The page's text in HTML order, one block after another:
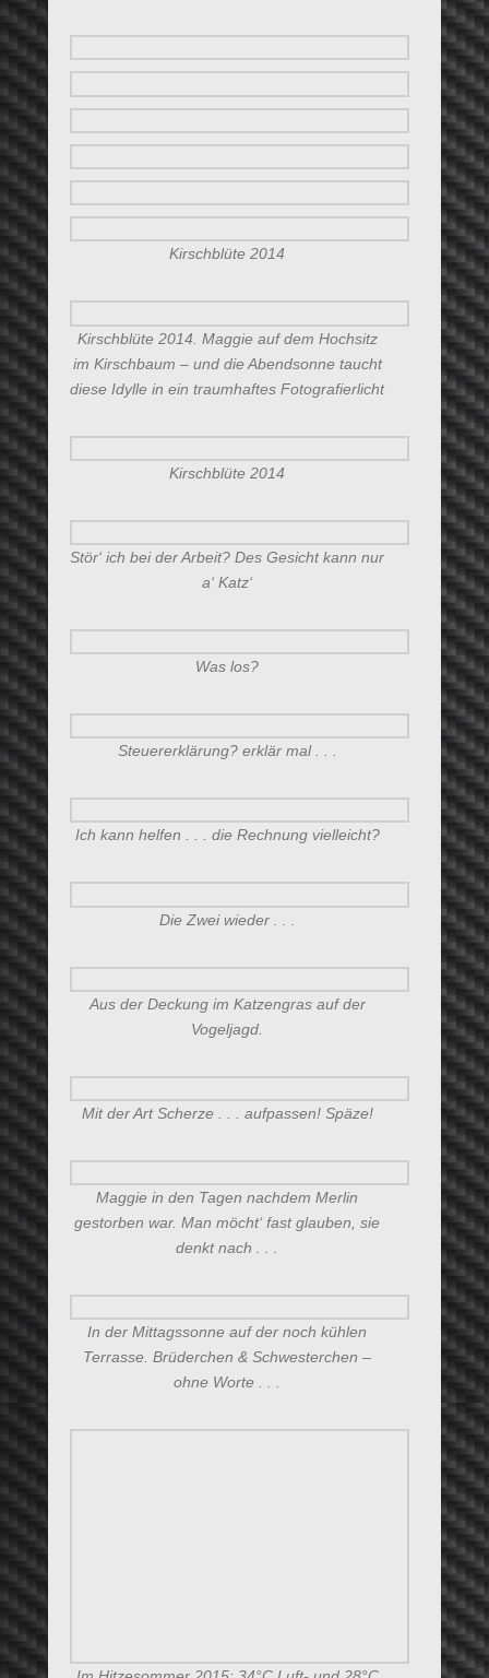
Kirschblüte 2014
Kirschblüte 2014. Maggie auf dem Hochsitz
im Kirschbaum – und die Abendsonne taucht
diese Idylle in ein traumhaftes Fotografierlicht
Kirschblüte 2014
Stör‘ ich bei der Arbeit? Des Gesicht kann nur
a‘ Katz‘
Was los?
Steuererklärung? erklär mal . . .
Ich kann helfen . . . die Rechnung vielleicht?
Die Zwei wieder . . .
Aus der Deckung im Katzengras auf der
Vogeljagd.
Mit der Art Scherze . . . aufpassen! Späze!
Maggie in den Tagen nachdem Merlin
gestorben war. Man möcht‘ fast glauben, sie
denkt nach . . .
In der Mittagssonne auf der noch kühlen
Terrasse. Brüderchen & Schwesterchen –
ohne Worte . . .